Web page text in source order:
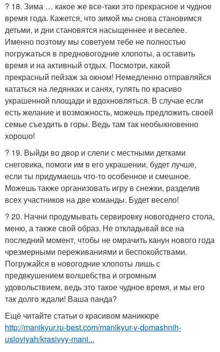
? 18. Зима … какое же все-таки это прекрасное и чудное
время года. Кажется, что зимой мы снова становимся
детьми, и дни становятся насыщеннее и веселее.
Именно поэтому мы советуем тебе не полностью
погружаться в предновогодние хлопоты, а оставить
время и на активный отдых. Посмотри, какой
прекрасный пейзаж за окном! Немедленно отправляйся
кататься на ледянках и санях, гулять по красиво
украшенной площади и вдохновляться. В случае если
есть желание и возможность, можешь предложить своей
семье съездить в горы. Ведь там так необыкновенно
хорошо!
? 19. Выйди во двор и слепи с местными детками
снеговика, помоги им в его украшении, будет лучше,
если ты придумаешь что-то особенное и смешное.
Можешь также организовать игру в снежки, разделив
всех участников на две команды. Будет весело!
? 20. Начни продумывать сервировку новогоднего стола,
меню, а также свой образ. Не откладывай все на
последний момент, чтобы не омрачить канун нового года
чрезмерными переживаниями и беспокойствами.
Погружайся в новогодние хлопоты лишь с
предвкушением волшебства и огромным
удовольствием, ведь это такое чудное время, и мы его
так долго ждали! Ваша панда?
Ещё читайте статьи о красивом маникюре
http://manikyur.ru-best.com/manikyur-v-domashnih-
usloviyah/krasivyy-mani...